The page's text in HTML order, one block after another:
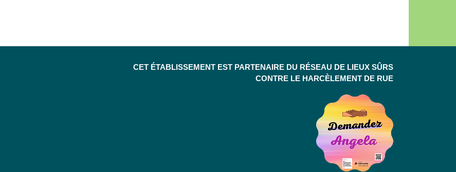
CET ÉTABLISSEMENT EST PARTENAIRE DU RÉSEAU DE LIEUX SÛRS
CONTRE LE HARCÈLEMENT DE RUE